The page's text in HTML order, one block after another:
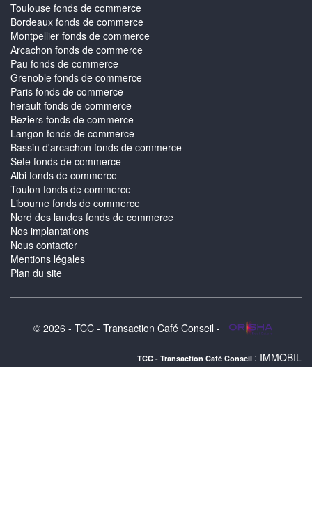
Toulouse fonds de commerce
Bordeaux fonds de commerce
Montpellier fonds de commerce
Arcachon fonds de commerce
Pau fonds de commerce
Grenoble fonds de commerce
Paris fonds de commerce
herault fonds de commerce
Beziers fonds de commerce
Langon fonds de commerce
Bassin d'arcachon fonds de commerce
Sete fonds de commerce
Albi fonds de commerce
Toulon fonds de commerce
Libourne fonds de commerce
Nord des landes fonds de commerce
Nos implantations
Nous contacter
Mentions légales
Plan du site
© 2026 - TCC - Transaction Café Conseil -
TCC - Transaction Café Conseil: IMMOBILIER NORD